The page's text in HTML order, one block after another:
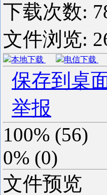
下载次数:
文件浏览:
本地下载 电信下载
保存到桌
举报
100% (56)
0% (0)
文件预览